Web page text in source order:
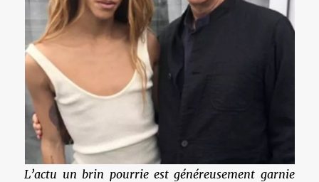
L’actu un brin pourrie est généreusement garnie